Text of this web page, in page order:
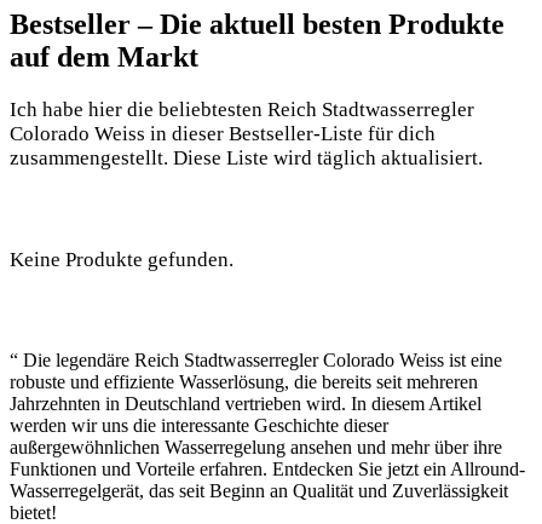
Bestseller – Die aktuell besten Produkte
auf dem Markt
Ich habe hier die beliebtesten Reich Stadtwasserregler
Colorado Weiss in dieser Bestseller-Liste für dich
zusammengestellt. Diese Liste wird täglich aktualisiert.
Keine Produkte gefunden.
“ Die legendäre Reich Stadtwasserregler Colorado Weiss ist eine
robuste und effiziente Wasserlösung, die bereits seit mehreren
Jahrzehnten in Deutschland vertrieben wird. In diesem Artikel
werden wir uns die interessante Geschichte dieser
außergewöhnlichen Wasserregelung ansehen und mehr über ihre
Funktionen und Vorteile erfahren. Entdecken Sie jetzt ein Allround-
Wasserregelgerät, das seit Beginn an Qualität und Zuverlässigkeit
bietet!